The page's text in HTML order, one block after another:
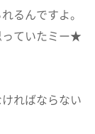
るんですよ。
っていたミー★
ればならない